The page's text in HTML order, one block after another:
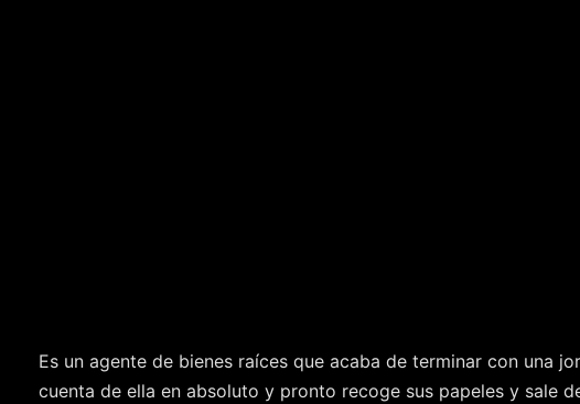
Es un agente de bienes raíces que acaba de terminar con una
cuenta de ella en absoluto y pronto recoge sus papeles y sale